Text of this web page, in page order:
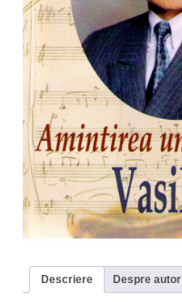
Descriere Despre autor